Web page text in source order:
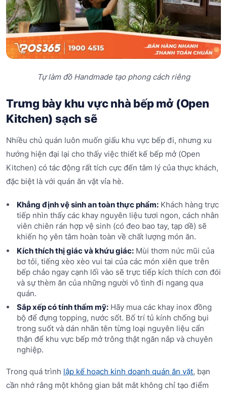
Tự làm đồ Handmade tạo phong cách riêng
Trưng bày khu vực nhà bếp mở (Open
Kitchen) sạch sẽ
Nhiều chủ quán luôn muốn giấu khu vực bếp đi, nhưng xu
hướng hiện đại lại cho thấy việc thiết kế bếp mở (Open
Kitchen) có tác động rất tích cực đến tâm lý của thực khách,
đặc biệt là với quán ăn vặt vỉa hè.
Khẳng định vệ sinh an toàn thực phẩm:Khách hàng trực
tiếp nhìn thấy các khay nguyên liệu tươi ngon, cách nhân
viên chiên rán hợp vệ sinh (có đeo bao tay, tạp dề) sẽ
khiến họ yên tâm hoàn toàn về chất lượng món ăn.
Kích thích thị giác và khứu giác:Mùi thơm nức mũi của
bơ tỏi, tiếng xèo xèo vui tai của các món xiên que trên
bếp chảo ngay cạnh lối vào sẽ trực tiếp kích thích cơn đói
và sự thèm ăn của những người vô tình đi ngang qua
quán.
Sắp xếp có tính thẩm mỹ:Hãy mua các khay inox đồng
bộ để đựng topping, nước sốt. Bố trí tủ kính chống bụi
trong suốt và dán nhãn tên từng loại nguyên liệu cẩn
thận để khu vực bếp mở trông thật ngăn nắp và chuyên
nghiệp.
Trong quá trình lập kế hoạch kinh doanh quán ăn vặt, bạn
cần nhớ rằng một không gian bắt mắt không chỉ tạo điểm